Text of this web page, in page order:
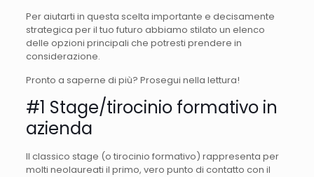
Per aiutarti in questa scelta importante e decisamente
strategica per il tuo futuro abbiamo stilato un elenco
delle opzioni principali che potresti prendere in
considerazione.
Pronto a saperne di più? Prosegui nella lettura!
#1 Stage/tirocinio formativo in
azienda
Il classico stage (o tirocinio formativo) rappresenta per
molti neolaureati il primo, vero punto di contatto con il